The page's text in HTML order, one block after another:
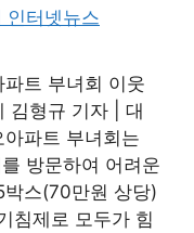
인터넷뉴스
트 부녀회 이웃
김형규 기자 | 대
파트 부녀회는
방문하여 어려운
스(70만원 상당)
침제로 모두가 힘